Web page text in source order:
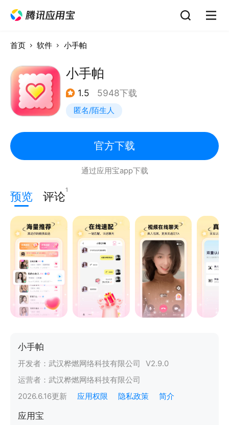
首页 软件 小手帕
小手帕
1.5 5948下载
匿名/陌生人
官方下载
通过应用宝app下载
预览 评论1
小手帕
开发者： 武汉桦燃网络科技有限公司 V2.9.0
运营者： 武汉桦燃网络科技有限公司
2026.6.16更新 应用权限 隐私政策 简介
应用宝